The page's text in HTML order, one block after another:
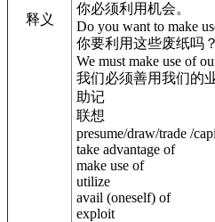
释义
你必须利用机会。
Do you want to make
你要利用这些废纸吗？
We must make use of
我们必须善用我们的
助记
联想
presume/draw/trade /
take advantage of
make use of
utilize
avail (oneself) of
exploit